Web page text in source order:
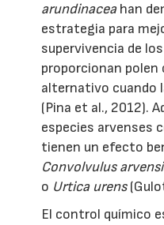
arundinacea han
estrategia para
supervivencia de
proporcionan
alternativo cuando
(Pina et al., 2012).
especies arvenses
tienen un efecto
Convolvulus
o Urtica urens
El control químico